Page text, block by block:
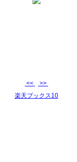
<<
>>
楽天ブックス10